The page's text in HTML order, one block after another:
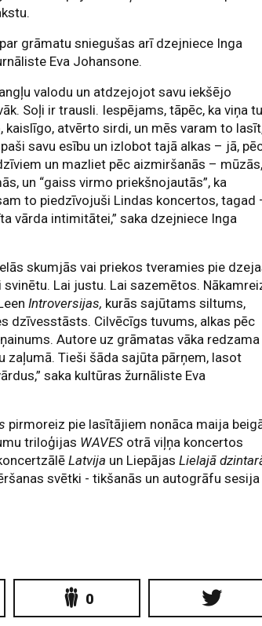
grāmatu sniegušas arī dzejniece Inga
Eva Johansone.
valodu un atdzejojot savu iekšējo
Soļi ir trausli. Iespējams, tāpēc, ka viņa
kaislīgo, atvērto sirdi, un mēs varam to
savu esību un izlobot tajā alkas – jā,
un mazliet pēc aizmiršanās – mūzās,
un “gaiss virmo priekšnojautās”, ka
to piedzīvojuši Lindas koncertos, tagad
vārda intimitātei,” saka dzejniece Inga
skumjās vai priekos tveramies pie
Lai justu. Lai sazemētos.
Introversijas, kurās sajūtams siltums,
dzīvesstāsts. Cilvēcīgs tuvums, alkas pēc
Autore uz grāmatas vāka redzama
zaļumā. Tieši šāda sajūta pārņem, lasot
saka kultūras žurnāliste Eva
pirmoreiz pie lasītājiem nonāca maija
triloģijas WAVES otrā viļņa koncertos
Latvija un LiepājasLielajā
svētki - tikšanās un autogrāfu sesija
0